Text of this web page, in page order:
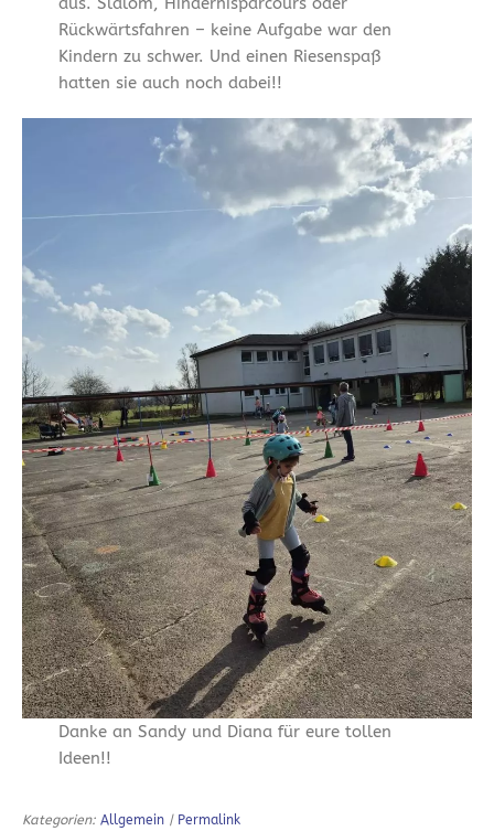
Rückwärtsfahren – keine Aufgabe war den
Kindern zu schwer. Und einen Riesenspaß
hatten sie auch noch dabei!!
Danke an Sandy und Diana für eure tollen
Ideen!!
Kategorien: Allgemein | Permalink